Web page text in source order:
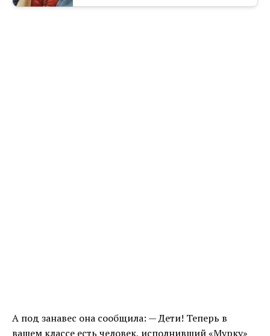
А под занавес она сообщила: — Дети! Теперь в
вашем классе есть человек, исполнивший «Мурку»